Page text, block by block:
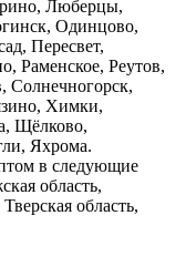
Люберцы,
Одинцово,
Пересвет,
Раменское, Реутов,
Солнечногорск,
Химки,
Щёлково,
Яхрома.
в следующие
область,
область,